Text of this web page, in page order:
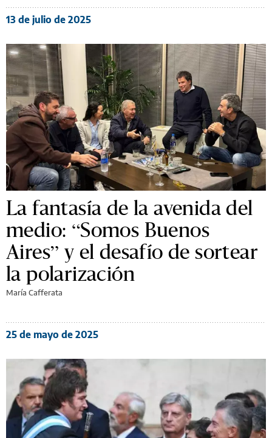
13 de julio de 2025
La fantasía de la avenida del
medio: “Somos Buenos
Aires” y el desafío de sortear
la polarización
María Cafferata
25 de mayo de 2025